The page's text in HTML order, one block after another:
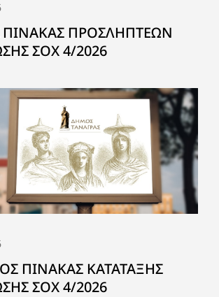
ΠΙΝΑΚΑΣ ΠΡΟΣΛΗΠΤΕΩΝ
ΣΟΧ 4/2026
ΠΙΝΑΚΑΣ ΚΑΤΑΤΑΞΗΣ
ΣΟΧ 4/2026